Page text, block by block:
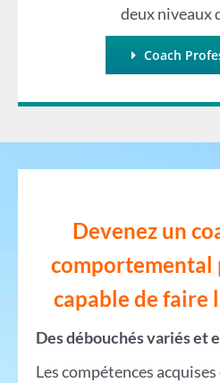
deux niveaux
Coach
Devenez un
comportemental
capable de faire
Des débouchés variés et
Les compétences